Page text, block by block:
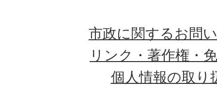
市政に関するお問
リンク・著作権・
個人情報の取り